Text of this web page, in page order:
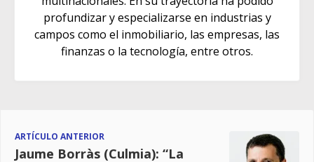
profundizar y especializarse en industrias y
campos como el inmobiliario, las empresas, las
finanzas o la tecnología, entre otros.
ARTÍCULO ANTERIOR
Jaume Borràs (Culmia): “La